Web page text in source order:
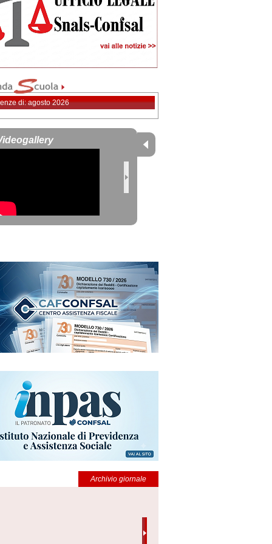
di: agosto 2026
Archivio giornale